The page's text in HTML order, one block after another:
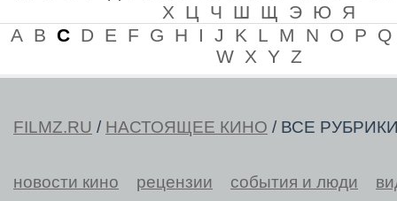
Х
Ц Ч Ш Щ Э Ю Я
A B C D E F G H I J K L M N O P
Q
W X Y Z
FILMZ.RU / НАСТОЯЩЕЕ КИНО / ВСЕ
новости кино рецензии события и люди